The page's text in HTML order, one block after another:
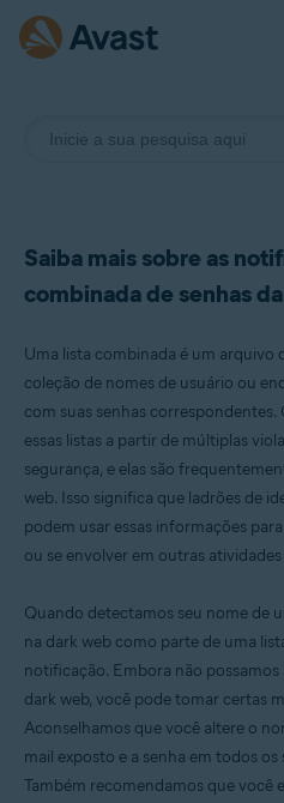
Saiba mais sobre as
combinada de senhas
Uma lista combinada é um arquivo
coleção de nomes de usuário ou
com suas senhas
essas listas a partir de múltiplas
segurança, e elas são
web. Isso significa que ladrões de
podem usar essas informações
ou se envolver em outras atividades
Quando detectamos seu nome de
na dark web como parte de uma
notificação. Embora não
dark web, você pode tomar certas
Aconselhamos que você altere o
mail exposto e a senha em todos
Também recomendamos que você